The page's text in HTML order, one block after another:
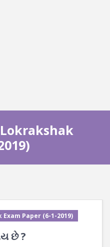
Paper (6-1-2019)
છે ?